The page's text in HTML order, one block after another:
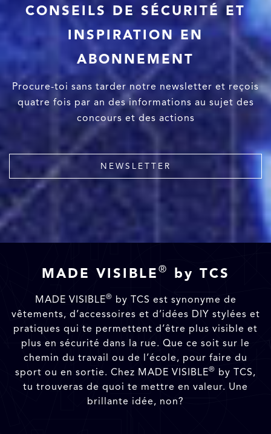
CONSEILS DE SÉCURITÉ ET
INSPIRATION EN
ABONNEMENT
Procure-toi sans tarder notre newsletter et reçois
quatre fois par an des informations au sujet des
concours et des actions
NEWSLETTER
MADE VISIBLE ® by TCS
MADE VISIBLE® by TCS est synonyme de
vêtements, d’accessoires et d’idées DIY stylées et
pratiques qui te permettent d’être plus visible et
plus en sécurité dans la rue. Que ce soit sur le
chemin du travail ou de l’école, pour faire du
sport ou en sortie. Chez MADE VISIBLE® by TCS,
tu trouveras de quoi te mettre en valeur. Une
brillante idée, non?